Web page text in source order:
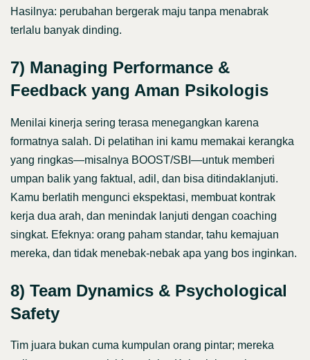
Hasilnya: perubahan bergerak maju tanpa menabrak
terlalu banyak dinding.
7) Managing Performance &
Feedback yang Aman Psikologis
Menilai kinerja sering terasa menegangkan karena
formatnya salah. Di pelatihan ini kamu memakai kerangka
yang ringkas—misalnya BOOST/SBI—untuk memberi
umpan balik yang faktual, adil, dan bisa ditindaklanjuti.
Kamu berlatih mengunci ekspektasi, membuat kontrak
kerja dua arah, dan menindak lanjuti dengan coaching
singkat. Efeknya: orang paham standar, tahu kemajuan
mereka, dan tidak menebak‐nebak apa yang bos inginkan.
8) Team Dynamics & Psychological
Safety
Tim juara bukan cuma kumpulan orang pintar; mereka